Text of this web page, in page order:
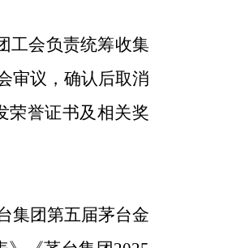
工会负责统筹收集
审议，确认后取消
荣誉证书及相关奖
集团第五届茅台金